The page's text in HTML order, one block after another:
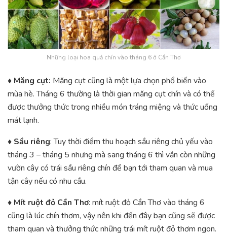
Những loại hoa quả chín vào tháng 6 ở Cần Thơ
♦ Măng cụt: Măng cụt cũng là một lựa chọn phổ biến vào
mùa hè. Tháng 6 thường là thời gian măng cụt chín và có thể
được thưởng thức trong nhiều món tráng miệng và thức uống
mát lạnh.
♦ Sầu riêng: Tuy thời điểm thu hoạch sầu riêng chủ yếu vào
tháng 3 – tháng 5 nhưng mà sang tháng 6 thì vẫn còn những
vườn cây có trái sầu riêng chín để bạn tới tham quan và mua
tận cây nếu có nhu cầu.
♦ Mít ruột đỏ Cần Thơ: mít ruột đỏ Cần Thơ vào tháng 6
cũng là lúc chín thơm, vậy nên khi đến đây bạn cũng sẽ được
tham quan và thưởng thức những trái mít ruột đỏ thơm ngon.